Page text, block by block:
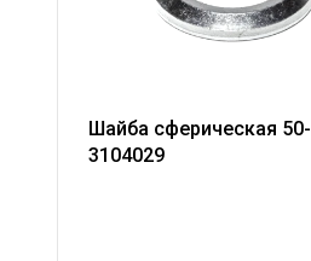
Шайба сферическая 50-
3104029